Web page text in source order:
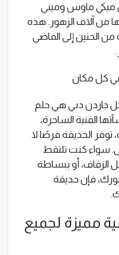
ماوس وميني
آلاف الزهور. هذه
الحنين إلى الماضي
كل مكان
جاردن دبي هي حلم
الفنية الساحرة،
توفر الحديقة فرصًا لا
سواء كنت تلتقط
الزفاف، أو ببساطة
فإن حديقة
مميزة لجميع